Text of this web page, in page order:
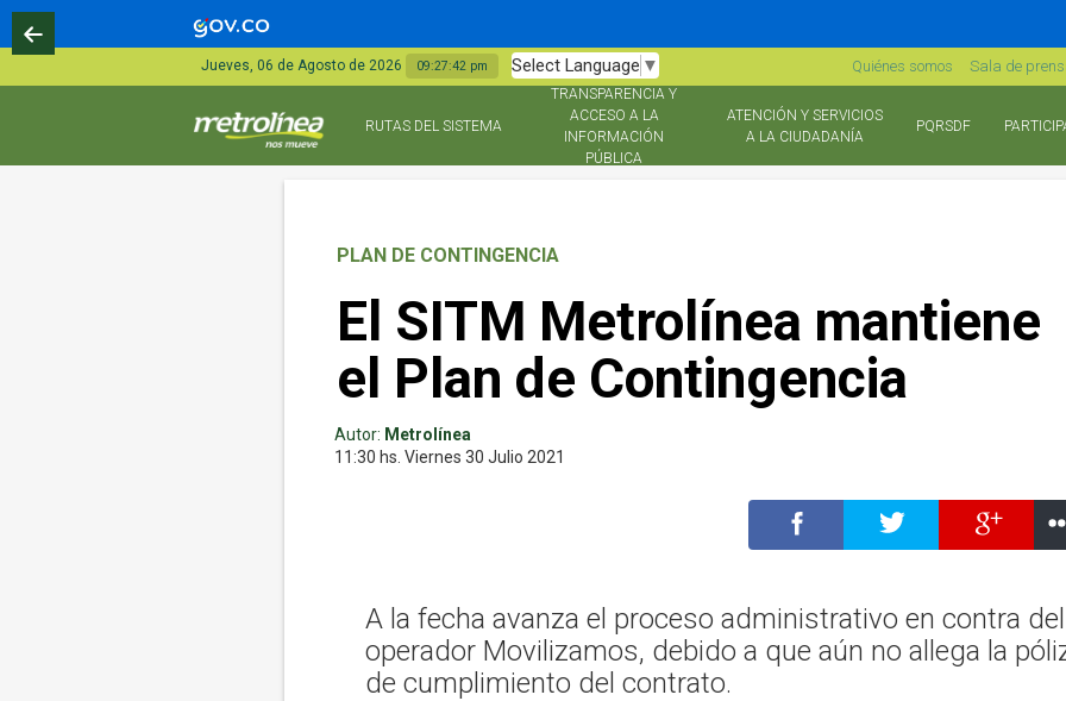
Jueves, 06 de Agosto de 2026 09:27:43 pm Select Language ▼ Quiénes somos Sala de
RUTAS DEL SISTEMA
TRANSPARENCIA Y
ACCESO A LA
INFORMACIÓN
PÚBLICA
ATENCIÓN Y SERVICIOS
A LA CIUDADANÍA
PQRSDF
PLAN DE CONTINGENCIA
El SITM Metrolínea mantiene
el Plan de Contingencia
Autor: Metrolínea
11:30 hs. Viernes 30 Julio 2021
A la fecha avanza el proceso administrativo en contra del
operador Movilizamos, debido a que aún no allega la
de cumplimiento del contrato.